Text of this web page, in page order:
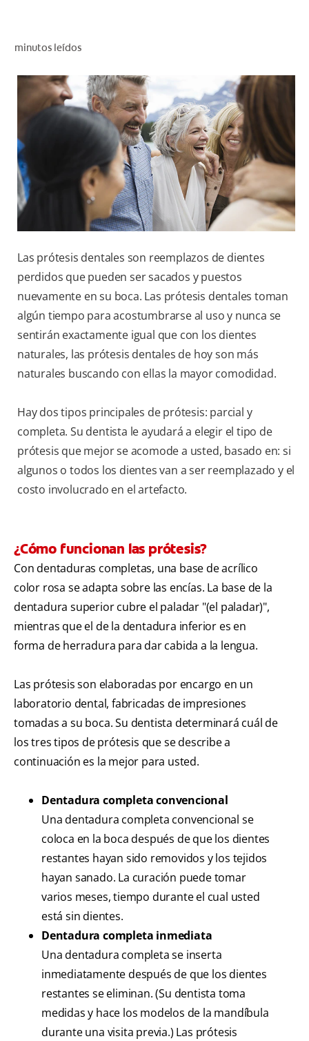
PROMOCIONES
NI (ES)
SUSCRÍBASE
minutos leídos
Las prótesis dentales son reemplazos de dientes
perdidos que pueden ser sacados y puestos
nuevamente en su boca. Las prótesis dentales toman
algún tiempo para acostumbrarse al uso y nunca se
sentirán exactamente igual que con los dientes
naturales, las prótesis dentales de hoy son más
naturales buscando con ellas la mayor comodidad.
Hay dos tipos principales de prótesis: parcial y
completa. Su dentista le ayudará a elegir el tipo de
prótesis que mejor se acomode a usted, basado en: si
algunos o todos los dientes van a ser reemplazado y el
costo involucrado en el artefacto.
¿Cómo funcionan las prótesis?
Con dentaduras completas, una base de acrílico
color rosa se adapta sobre las encías. La base de la
dentadura superior cubre el paladar "(el paladar)",
mientras que el de la dentadura inferior es en
forma de herradura para dar cabida a la lengua.
Las prótesis son elaboradas por encargo en un
laboratorio dental, fabricadas de impresiones
tomadas a su boca. Su dentista determinará cuál de
los tres tipos de prótesis que se describe a
continuación es la mejor para usted.
Dentadura completa convencional
Una dentadura completa convencional se
coloca en la boca después de que los dientes
restantes hayan sido removidos y los tejidos
hayan sanado. La curación puede tomar
varios meses, tiempo durante el cual usted
está sin dientes.
Dentadura completa inmediata
Una dentadura completa se inserta
inmediatamente después de que los dientes
restantes se eliminan. (Su dentista toma
medidas y hace los modelos de la mandíbula
durante una visita previa.) Las prótesis